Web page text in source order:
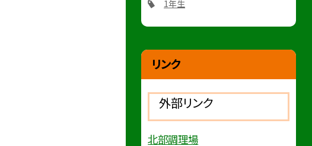
1年生
リンク
外部リンク
北部調理場